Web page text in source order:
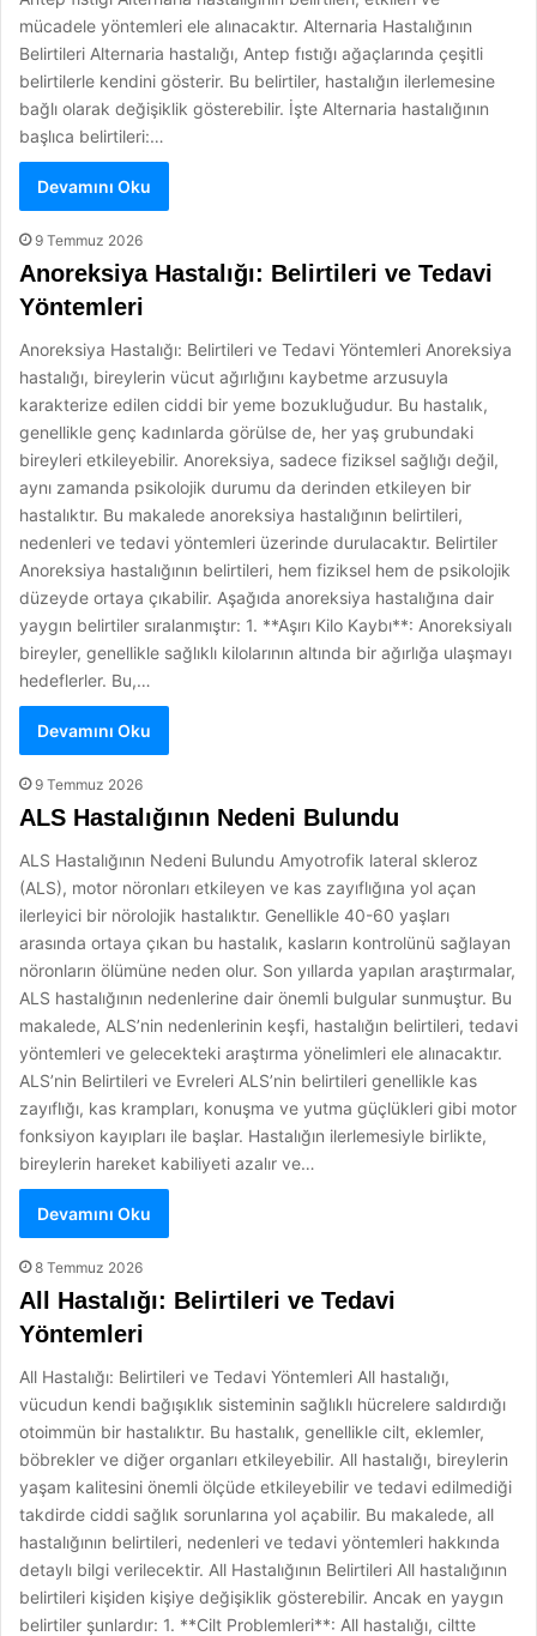
mücadele yöntemleri ele alınacaktır. Alternaria Hastalığının
Belirtileri Alternaria hastalığı, Antep fıstığı ağaçlarında çeşitli
belirtilerle kendini gösterir. Bu belirtiler, hastalığın ilerlemesine
bağlı olarak değişiklik gösterebilir. İşte Alternaria hastalığının
başlıca belirtileri:…
Devamını Oku
9 Temmuz 2026
Anoreksiya Hastalığı: Belirtileri ve Tedavi
Yöntemleri
Anoreksiya Hastalığı: Belirtileri ve Tedavi Yöntemleri Anoreksiya
hastalığı, bireylerin vücut ağırlığını kaybetme arzusuyla
karakterize edilen ciddi bir yeme bozukluğudur. Bu hastalık,
genellikle genç kadınlarda görülse de, her yaş grubundaki
bireyleri etkileyebilir. Anoreksiya, sadece fiziksel sağlığı değil,
aynı zamanda psikolojik durumu da derinden etkileyen bir
hastalıktır. Bu makalede anoreksiya hastalığının belirtileri,
nedenleri ve tedavi yöntemleri üzerinde durulacaktır. Belirtiler
Anoreksiya hastalığının belirtileri, hem fiziksel hem de psikolojik
düzeyde ortaya çıkabilir. Aşağıda anoreksiya hastalığına dair
yaygın belirtiler sıralanmıştır: 1. **Aşırı Kilo Kaybı**: Anoreksiyalı
bireyler, genellikle sağlıklı kilolarının altında bir ağırlığa ulaşmayı
hedeflerler. Bu,…
Devamını Oku
9 Temmuz 2026
ALS Hastalığının Nedeni Bulundu
ALS Hastalığının Nedeni Bulundu Amyotrofik lateral skleroz
(ALS), motor nöronları etkileyen ve kas zayıflığına yol açan
ilerleyici bir nörolojik hastalıktır. Genellikle 40-60 yaşları
arasında ortaya çıkan bu hastalık, kasların kontrolünü sağlayan
nöronların ölümüne neden olur. Son yıllarda yapılan araştırmalar,
ALS hastalığının nedenlerine dair önemli bulgular sunmuştur. Bu
makalede, ALS’nin nedenlerinin keşfi, hastalığın belirtileri, tedavi
yöntemleri ve gelecekteki araştırma yönelimleri ele alınacaktır.
ALS’nin Belirtileri ve Evreleri ALS’nin belirtileri genellikle kas
zayıflığı, kas krampları, konuşma ve yutma güçlükleri gibi motor
fonksiyon kayıpları ile başlar. Hastalığın ilerlemesiyle birlikte,
bireylerin hareket kabiliyeti azalır ve…
Devamını Oku
8 Temmuz 2026
All Hastalığı: Belirtileri ve Tedavi
Yöntemleri
All Hastalığı: Belirtileri ve Tedavi Yöntemleri All hastalığı,
vücudun kendi bağışıklık sisteminin sağlıklı hücrelere saldırdığı
otoimmün bir hastalıktır. Bu hastalık, genellikle cilt, eklemler,
böbrekler ve diğer organları etkileyebilir. All hastalığı, bireylerin
yaşam kalitesini önemli ölçüde etkileyebilir ve tedavi edilmediği
takdirde ciddi sağlık sorunlarına yol açabilir. Bu makalede, all
hastalığının belirtileri, nedenleri ve tedavi yöntemleri hakkında
detaylı bilgi verilecektir. All Hastalığının Belirtileri All hastalığının
belirtileri kişiden kişiye değişiklik gösterebilir. Ancak en yaygın
belirtiler şunlardır: 1. **Cilt Problemleri**: All hastalığı, ciltte